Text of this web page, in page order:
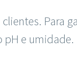
Para
pH e umidade.